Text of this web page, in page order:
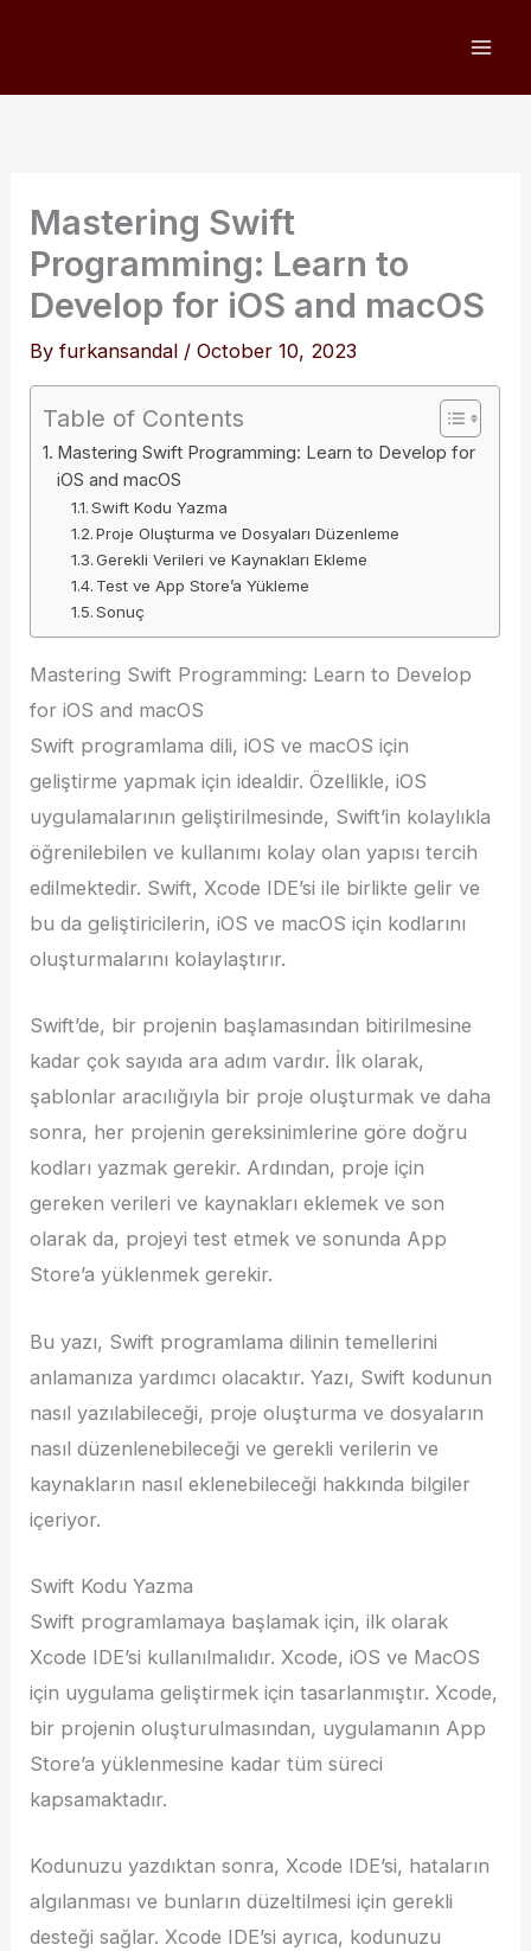
Mastering Swift
Programming: Learn to
Develop for iOS and macOS
Byfurkansandal /October 10, 2023
Table of Contents
Mastering Swift Programming: Learn to Develop for
iOS and macOS
Swift Kodu Yazma
Proje Oluşturma ve Dosyaları Düzenleme
Gerekli Verileri ve Kaynakları Ekleme
Test ve App Store’a Yükleme
Sonuç
Mastering Swift Programming: Learn to Develop
for iOS and macOS
Swift programlama dili, iOS ve macOS için
geliştirme yapmak için idealdir. Özellikle, iOS
uygulamalarının geliştirilmesinde, Swift’in kolaylıkla
öğrenilebilen ve kullanımı kolay olan yapısı tercih
edilmektedir. Swift, Xcode IDE’si ile birlikte gelir ve
bu da geliştiricilerin, iOS ve macOS için kodlarını
oluşturmalarını kolaylaştırır.
Swift’de, bir projenin başlamasından bitirilmesine
kadar çok sayıda ara adım vardır. İlk olarak,
şablonlar aracılığıyla bir proje oluşturmak ve daha
sonra, her projenin gereksinimlerine göre doğru
kodları yazmak gerekir. Ardından, proje için
gereken verileri ve kaynakları eklemek ve son
olarak da, projeyi test etmek ve sonunda App
Store’a yüklenmek gerekir.
Bu yazı, Swift programlama dilinin temellerini
anlamanıza yardımcı olacaktır. Yazı, Swift kodunun
nasıl yazılabileceği, proje oluşturma ve dosyaların
nasıl düzenlenebileceği ve gerekli verilerin ve
kaynakların nasıl eklenebileceği hakkında bilgiler
içeriyor.
Swift Kodu Yazma
Swift programlamaya başlamak için, ilk olarak
Xcode IDE’si kullanılmalıdır. Xcode, iOS ve MacOS
için uygulama geliştirmek için tasarlanmıştır. Xcode,
bir projenin oluşturulmasından, uygulamanın App
Store’a yüklenmesine kadar tüm süreci
kapsamaktadır.
Kodunuzu yazdıktan sonra, Xcode IDE’si, hataların
algılanması ve bunların düzeltilmesi için gerekli
desteği sağlar. Xcode IDE’si ayrıca, kodunuzu